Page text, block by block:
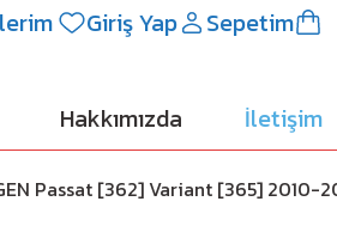
Giriş Yap Sepetim
Hakkımızda İletişim
Passat [362] Variant [365] 2010-